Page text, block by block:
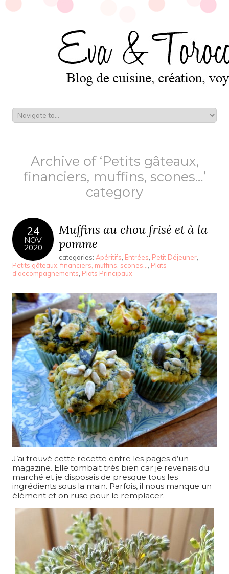
Archive of ‘Petits gâteaux,
financiers, muffins, scones…’
category
24
NOV
2020
Muffins au chou frisé et à la
pomme
categories: Apéritifs Entrées Petit Déjeuner
Petits gâteaux, financiers, muffins, scones...
Plats
d'accompagnements Plats Principaux
J’ai trouvé cette recette entre les pages d’un
magazine. Elle tombait très bien car je revenais du
marché et je disposais de presque tous les
ingrédients sous la main. Parfois, il nous manque un
élément et on ruse pour le remplacer.